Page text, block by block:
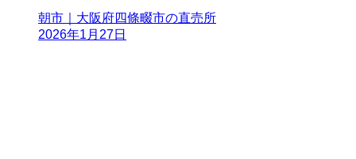
朝市｜大阪府四條畷市の直売所
2026年1月27日